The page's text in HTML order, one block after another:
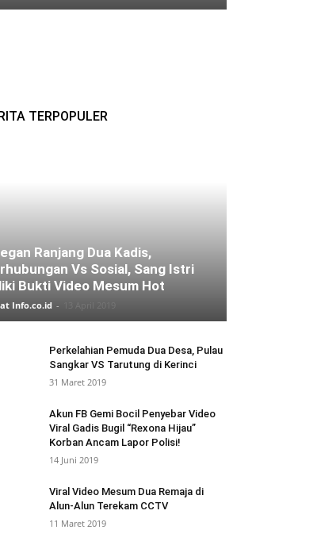
TERPOPULER
Ranjang Dua Kadis,
Vs Sosial, Sang Istri
Bukti Video Mesum Hot
Info.co.id -
Perkelahian Pemuda Dua Desa, Pulau
Sangkar VS Tarutung di Kerinci
31 Maret 2019
Akun FB Gemi Bocil Penyebar Video
Viral Gadis Bugil “Rexona Hijau”
Korban Ancam Lapor Polisi!
14 Juni 2019
Viral Video Mesum Dua Remaja di
Alun-Alun Terekam CCTV
11 Maret 2019